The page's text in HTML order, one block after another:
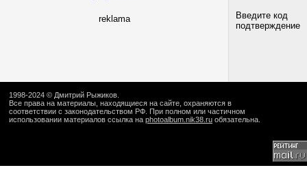
reklama
Введите код
подтверждение
1998-2024 © Дмитрий Рыжиков
Все права на материалы, находящиеся на сайте, охраняются в
соответствии с законодательством РФ. При полном или частичном
использовании материалов ссылка на photoalbum.nik38.ru обязательна.